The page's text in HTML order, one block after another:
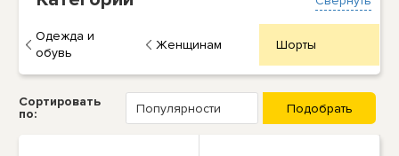
Одежда и
обувь
Женщинам Шорты
Сортировать
по: